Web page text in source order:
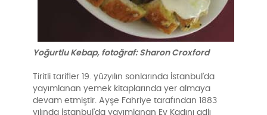
Yoğurtlu Kebap, fotoğraf: Sharon Croxford
Tiritli tarifler 19. yüzyılın sonlarında İstanbul’da
yayımlanan yemek kitaplarında yer almaya
devam etmiştir. Ayşe Fahriye tarafından 1883
yılında İstanbul’da yayımlanan Ev Kadını adlı